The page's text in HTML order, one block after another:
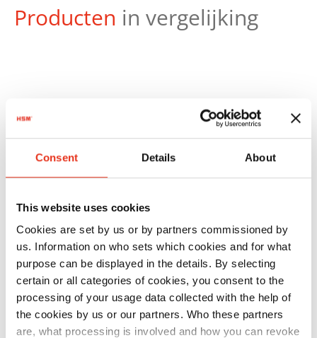
Consent Details About
This website uses cookies
Cookies are set by us or by partners commissioned by
us. Information on who sets which cookies and for what
purpose can be displayed in the details. By selecting
certain or all categories of cookies, you consent to the
processing of your usage data collected with the help of
the cookies by us or our partners. Who these partners
are, what processing is involved and how you can revoke
Producten in vergelijking
EAN:
HSM
B34 - 1 x 5
mm
1844111 4026631030861